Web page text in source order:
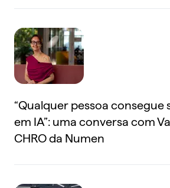
“Qualquer pessoa consegue
em IA”: uma conversa com
CHRO da Numen